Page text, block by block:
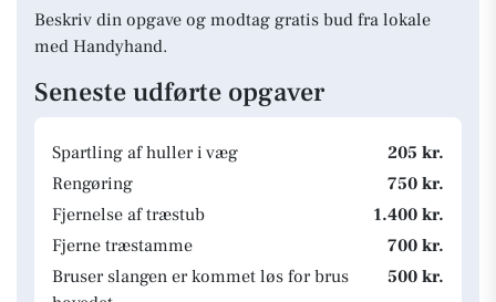
Beskriv din opgave og modtag gratis bud fra lokale
med Handyhand.
Seneste udførte opgaver
Spartling af huller i væg
205 kr.
Rengøring
750 kr.
Fjernelse af træstub
1.400 kr.
Fjerne træstamme
700 kr.
Bruser slangen er kommet løs for brus
500 kr.